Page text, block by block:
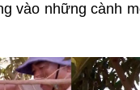
vào những cành